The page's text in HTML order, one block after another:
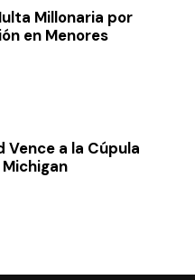
Millonaria por
en Menores
Vence a la Cúpula